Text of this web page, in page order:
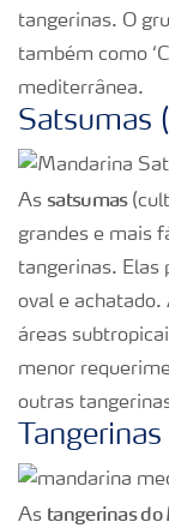
tangerinas. O
também como
mediterrânea.
Satsumas
As satsumas
grandes e mais
tangerinas.
oval e achatado.
áreas
menor
outras
As tangerinas